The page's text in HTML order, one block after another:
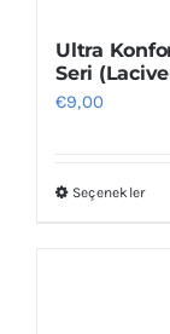
Ultra
Seri
€9,00
SeçeneklerBu